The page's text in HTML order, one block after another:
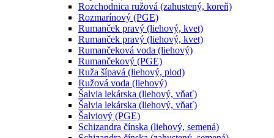
Rozchodnica ružová (zahustený, koreň)
Rozmarínový (PGE)
Rumanček pravý (liehový, kvet)
Rumanček pravý (liehový, kvet)
Rumančeková voda (liehový)
Rumančekový (PGE)
Ruža šípavá (liehový, plod)
Ružová voda (liehový)
Šalvia lekárska (liehový, vňať)
Šalvia lekárska (liehový, vňať)
Šalviový (PGE)
Schizandra čínska (liehový, semená)